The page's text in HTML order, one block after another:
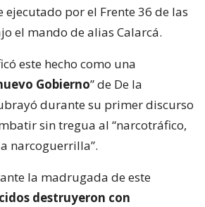
por el Frente 36 de las
el mando de alias Calarcá.
este hecho como una
Gobierno” de De la
durante su primer discurso
sin tregua al “narcotráfico,
narcoguerrilla”.
la madrugada de este
destruyeron con